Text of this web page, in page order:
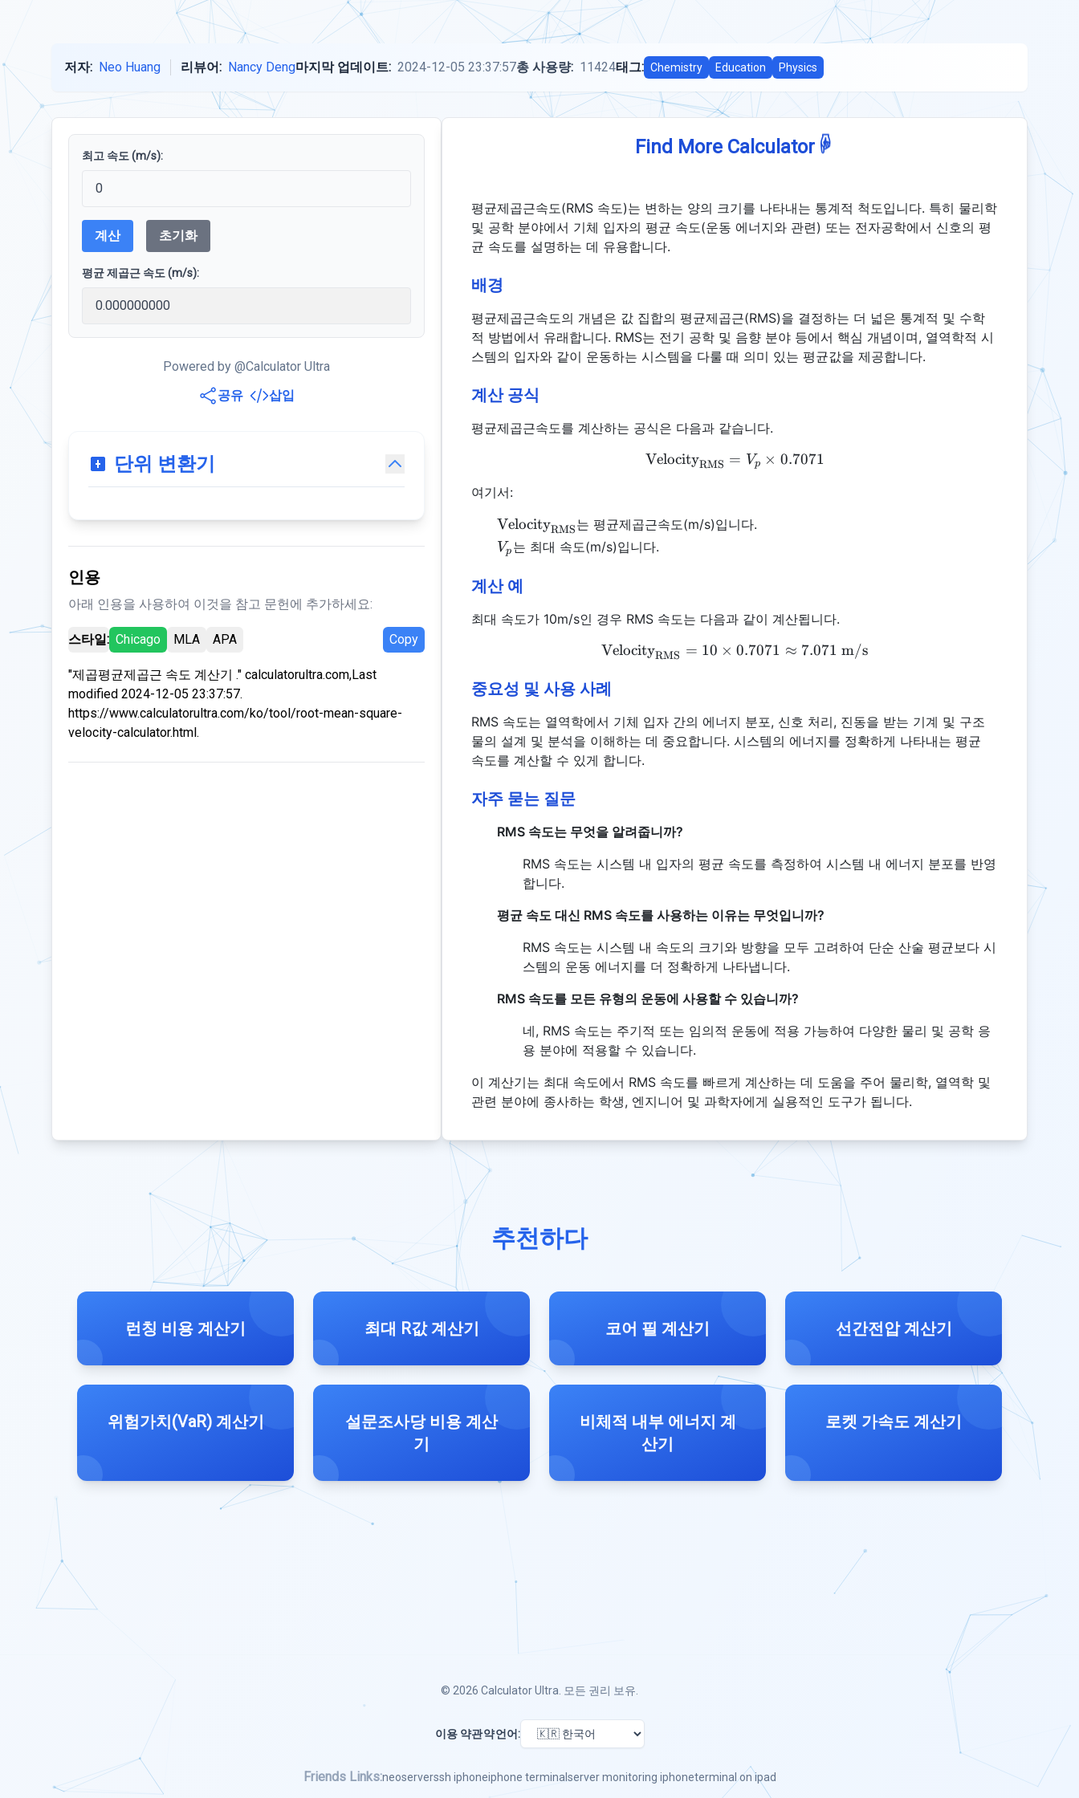
저자: Neo Huang 리뷰어: Nancy Deng마지막 업데이트: 2024-12-05 23:37:57총 사용량: 11424태그: Chemistry Education Physics
최고 속도 (m/s):
계산 초기화
평균 제곱근 속도 (m/s):
Powered by @Calculator Ultra
공유
삽입
단위 변환기
인용
아래 인용을 사용하여 이것을 참고 문헌에 추가하세요:
스타일: Chicago MLA APA Copy
"제곱평균제곱근 속도 계산기 ." calculatorultra.com,Last
modified 2024-12-05 23:37:57.
https://www.calculatorultra.com/ko/tool/root-mean-square-
velocity-calculator.html.
Find More Calculator ☟
평균제곱근속도(RMS 속도)는 변하는 양의 크기를 나타내는 통계적 척도입니다. 특히 물리학
및 공학 분야에서 기체 입자의 평균 속도(운동 에너지와 관련) 또는 전자공학에서 신호의 평
균 속도를 설명하는 데 유용합니다.
배경
평균제곱근속도의 개념은 값 집합의 평균제곱근(RMS)을 결정하는 더 넓은 통계적 및 수학
적 방법에서 유래합니다. RMS는 전기 공학 및 음향 분야 등에서 핵심 개념이며, 열역학적 시
스템의 입자와 같이 운동하는 시스템을 다룰 때 의미 있는 평균값을 제공합니다.
계산 공식
평균제곱근속도를 계산하는 공식은 다음과 같습니다.
\text{Velocity}_{\text{RMS}} = V_p \times
VelocityRMS = Vp × 0.7071
여기서:
\text{Velocity}_{\text{RMS}}
VelocityRMS는 평균제곱근속도(m/s)입니다.
V_p
Vp 는 최대 속도(m/s)입니다.
계산 예
최대 속도가 10m/s인 경우 RMS 속도는 다음과 같이 계산됩니다.
\text{Velocity}_{\text{RMS}} = 10 \times
VelocityRMS = 10 × 0.7071 ≈ 7.071 m/s
중요성 및 사용 사례
RMS 속도는 열역학에서 기체 입자 간의 에너지 분포, 신호 처리, 진동을 받는 기계 및 구조
물의 설계 및 분석을 이해하는 데 중요합니다. 시스템의 에너지를 정확하게 나타내는 평균
속도를 계산할 수 있게 합니다.
자주 묻는 질문
RMS 속도는 무엇을 알려줍니까?
RMS 속도는 시스템 내 입자의 평균 속도를 측정하여 시스템 내 에너지 분포를 반영
합니다.
평균 속도 대신 RMS 속도를 사용하는 이유는 무엇입니까?
RMS 속도는 시스템 내 속도의 크기와 방향을 모두 고려하여 단순 산술 평균보다 시
스템의 운동 에너지를 더 정확하게 나타냅니다.
RMS 속도를 모든 유형의 운동에 사용할 수 있습니까?
네, RMS 속도는 주기적 또는 임의적 운동에 적용 가능하여 다양한 물리 및 공학 응
용 분야에 적용할 수 있습니다.
이 계산기는 최대 속도에서 RMS 속도를 빠르게 계산하는 데 도움을 주어 물리학, 열역학 및
관련 분야에 종사하는 학생, 엔지니어 및 과학자에게 실용적인 도구가 됩니다.
추천하다
런칭 비용 계산기 최대 R값 계산기 코어 필 계산기 선간전압 계산기
위험가치(VaR) 계산기
설문조사당 비용 계산
기
비체적 내부 에너지 계
산기
로켓 가속도 계산기
© 2026 Calculator Ultra . 모든 권리 보유.
이용 약관약언어:
Friends Links:neoserverssh iphoneiphone terminal server monitoring iphoneterminal on ipad